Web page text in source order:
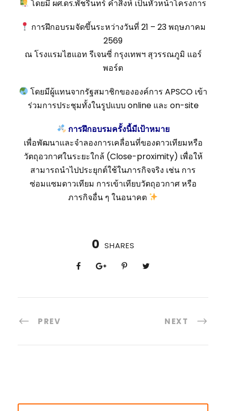
โดยมี ผศ.ดร.พัชรินทร์ คำสิงห์ เป็นหัวหน้าโครงการ
การฝึกอบรมจัดขึ้นระหว่างวันที่ 21 – 23 พฤษภาคม
2569
ณ โรงแรมไฮแอท รีเจนซี่ กรุงเทพฯ สุวรรณภูมิ แอร์
พอร์ต
โดยมีผู้แทนจากรัฐสมาชิกขององค์การ APSCO เข้า
ร่วมการประชุมทั้งในรูปแบบ online และ on-site
การฝึกอบรมครั้งนี้มีเป้าหมาย
เพื่อพัฒนาและจำลองการเคลื่อนที่ของดาวเทียมหรือ
วัตถุอวกาศในระยะใกล้ (Close-proximity) เพื่อให้
สามารถนำไปประยุกต์ใช้ในภารกิจจริง เช่น การ
ซ่อมแซมดาวเทียม การเข้าเทียบวัตถุอวกาศ หรือ
ภารกิจอื่น ๆ ในอนาคต
0 SHARES
PREV NEXT